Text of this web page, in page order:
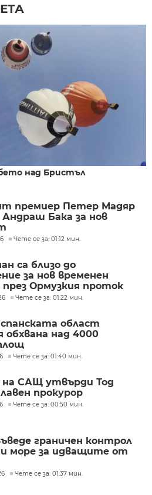
над Бристъл
премиер Петер Мадяр
Бака за нов
Чете се за: 01:12 мин.
са близо до
за нов временен
Ормузкия проток
Чете се за: 01:22 мин.
област
обхвана над 4000
Чете се за: 01:40 мин.
САЩ утвърди Тод
прокурор
Чете се за: 00:50 мин.
граничен контрол
и море за идващите от
Чете се за: 01:37 мин.